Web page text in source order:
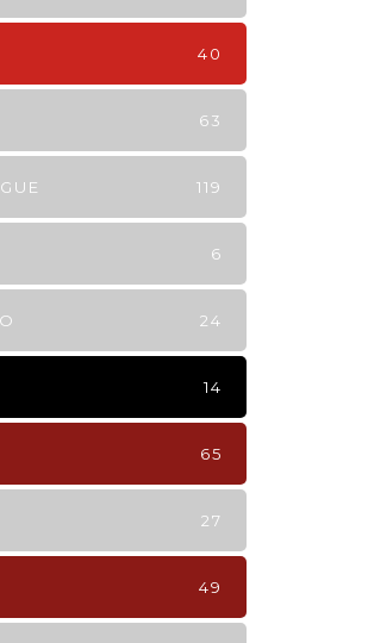
40
63
119
6
24
14
65
27
49